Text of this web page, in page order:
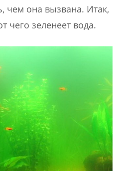
чем она вызвана. Итак,
чего зеленеет вода.